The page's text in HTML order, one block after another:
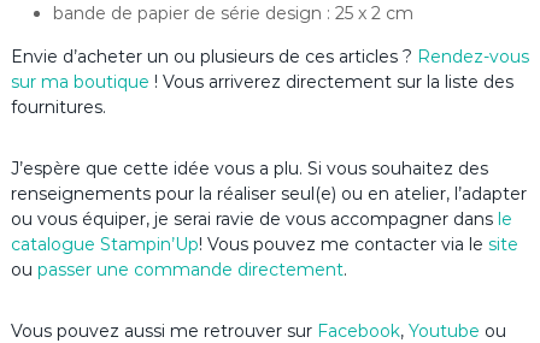
bande de papier de série design : 25 x 2 cm
Envie d’acheter un ou plusieurs de ces articles ? Rendez-vous
sur ma boutique ! Vous arriverez directement sur la liste des
fournitures.
J’espère que cette idée vous a plu. Si vous souhaitez des
renseignements pour la réaliser seul(e) ou en atelier, l’adapter
ou vous équiper, je serai ravie de vous accompagner dans le
catalogue Stampin’Up! Vous pouvez me contacter via le site
ou passer une commande directement.
Vous pouvez aussi me retrouver sur Facebook, Youtube ou